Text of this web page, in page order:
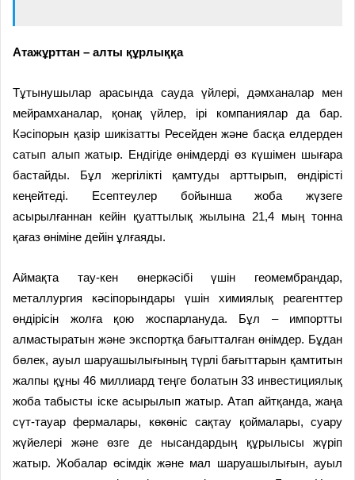
Атажұрттан – алты құрлыққа
Тұтынушылар арасында сауда үйлері, дәмханалар мен
мейрамханалар, қонақ үйлер, ірі компаниялар да бар.
Кәсіпорын қазір шикізатты Ресейден және басқа елдерден
сатып алып жатыр. Ендігіде өнімдерді өз күшімен шығара
бастайды. Бұл жергілікті қамтуды арттырып, өндірісті
кеңейтеді. Есептеулер бойынша жоба жүзеге
асырылғаннан кейін қуаттылық жылына 21,4 мың тонна
қағаз өніміне дейін ұлғаяды.
Аймақта тау-кен өнеркәсібі үшін геомембрандар,
металлургия кәсіпорындары үшін химиялық реагенттер
өндірісін жолға қою жоспарлануда. Бұл – импортты
алмастыратын және экспортқа бағытталған өнімдер. Бұдан
бөлек, ауыл шаруашылығының түрлі бағыттарын қамтитын
жалпы құны 46 миллиард теңге болатын 33 инвестициялық
жоба табысты іске асырылып жатыр. Атап айтқанда, жаңа
сүт-тауар фермалары, көкөніс сақтау қоймалары, суару
жүйелері және өзге де нысандардың құрылысы жүріп
жатыр. Жобалар өсімдік және мал шаруашылығын, ауыл